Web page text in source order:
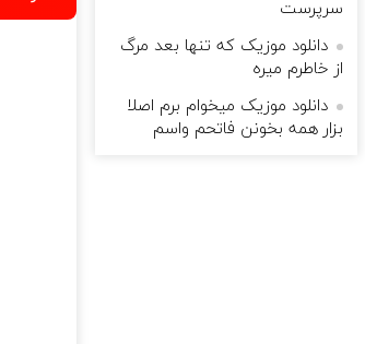
سرپرست
دانلود موزیک که تنها بعد مرگ
از خاطرم میره
دانلود موزیک میخوام برم اصلا
بزار همه بخونن فاتحم واسم